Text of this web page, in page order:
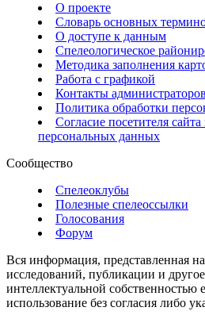
О проекте
Словарь основных
О доступе к данным
Спелеологическое
Методика заполнения
Работа с графикой
Контакты администраторов
Политика обработки
Согласие посетителя
персональных данных
Сообщество
Спелеоклубы
Полезные спелеоссылки
Голосования
Форум
Вся информация, представленная
исследований, публикации и
интеллектуальной собственностью
использование без согласия либо